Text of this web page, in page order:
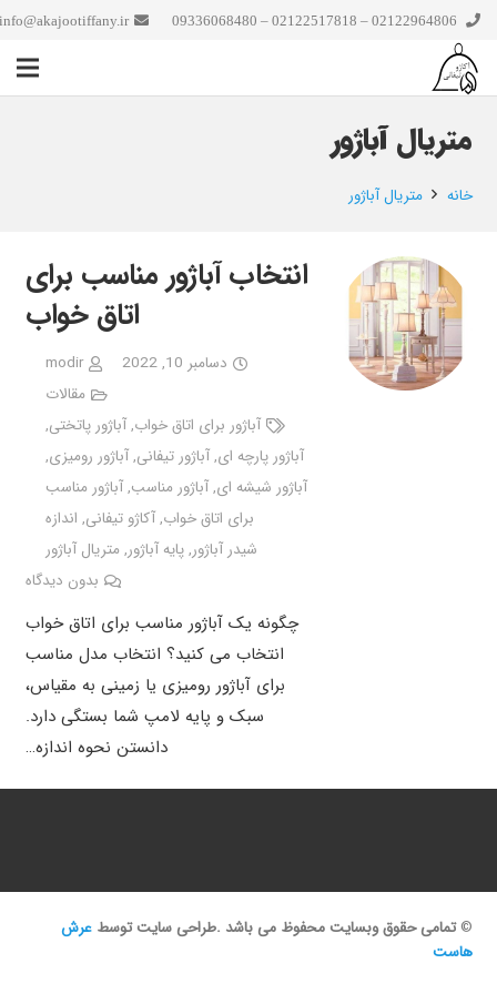
متریال آباژور
خانه متریال آباژور
انتخاب آباژور مناسب برای
اتاق خواب
دسامبر 10, 2022
modir
مقالات
آباژور برای اتاق خواب,آباژور پاتختی,
آباژور پارچه ای,آباژور تیفانی,آباژور رومیزی,
آباژور شیشه ای,آباژور مناسب,آباژور مناسب
برای اتاق خواب,آکاژو تیفانی, اندازه
شیدر آباژور,پایه آباژور, متریال آباژور
بدون دیدگاه
چگونه یک آباژور مناسب برای اتاق خواب
انتخاب می کنید؟ انتخاب مدل مناسب
برای آباژور رومیزی یا زمینی به مقیاس،
سبک و پایه لامپ شما بستگی دارد.
دانستن نحوه اندازه…
©تمامی حقوق وبسایت محفوظ می باشد .طراحی سایت توسطعرش
هاست